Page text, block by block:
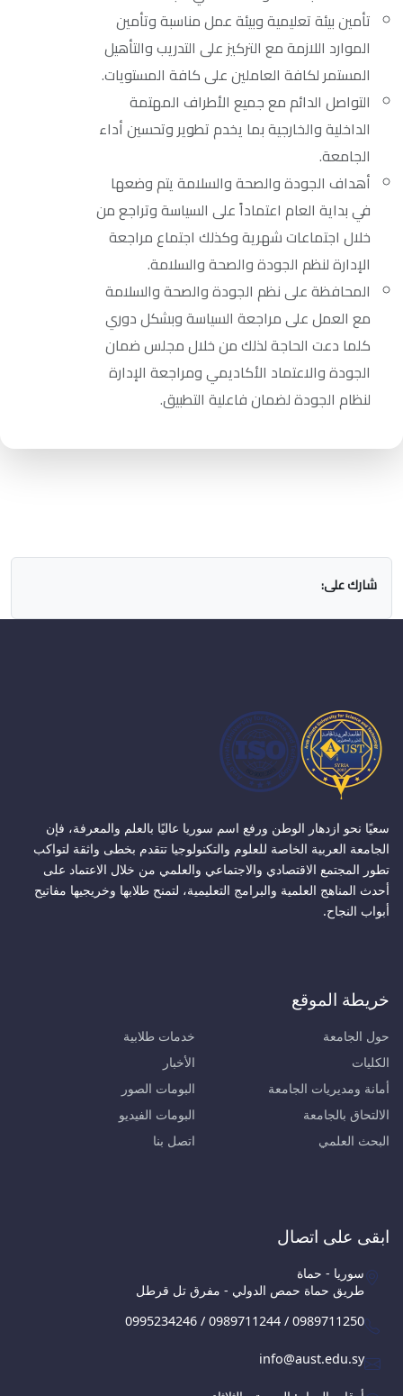
تأمين بيئة تعليمية وبيئة عمل مناسبة وتأمين
الموارد اللازمة مع التركيز على التدريب والتأهيل
المستمر لكافة العاملين على كافة المستويات.
التواصل الدائم مع جميع الأطراف المهتمة
الداخلية والخارجية بما يخدم تطوير وتحسين أداء
الجامعة.
أهداف الجودة والصحة والسلامة يتم وضعها
في بداية العام اعتماداً على السياسة وتراجع من
خلال اجتماعات شهرية وكذلك اجتماع مراجعة
الإدارة لنظم الجودة والصحة والسلامة.
المحافظة على نظم الجودة والصحة والسلامة
مع العمل على مراجعة السياسة وبشكل دوري
كلما دعت الحاجة لذلك من خلال مجلس ضمان
الجودة والاعتماد الأكاديمي ومراجعة الإدارة
لنظام الجودة لضمان فاعلية التطبيق.
شارك على:
سعيًا نحو ازدهار الوطن ورفع اسم سوريا عاليًا بالعلم والمعرفة، فإن
الجامعة العربية الخاصة للعلوم والتكنولوجيا تتقدم بخطى واثقة لتواكب
تطور المجتمع الاقتصادي والاجتماعي والعلمي من خلال الاعتماد على
أحدث المناهج العلمية والبرامج التعليمية، لتمنح طلابها وخريجيها مفاتيح
أبواب النجاح.
خريطة الموقع
حول الجامعة
الكليات
أمانة ومديريات الجامعة
الالتحاق بالجامعة
البحث العلمي
خدمات طلابية
الأخبار
البومات الصور
البومات الفيديو
اتصل بنا
ابقى على اتصال
سوريا - حماة
طريق حماة حمص الدولي - مفرق تل قرطل
0995234246 / 0989711244 / 0989711250
info@aust.edu.sy